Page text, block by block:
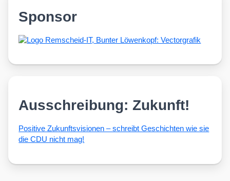
Sponsor
Ausschreibung: Zukunft!
Posi­ti­ve Zukunfts­vi­sio­nen – schreibt Geschich­ten wie sie
die CDU nicht mag!